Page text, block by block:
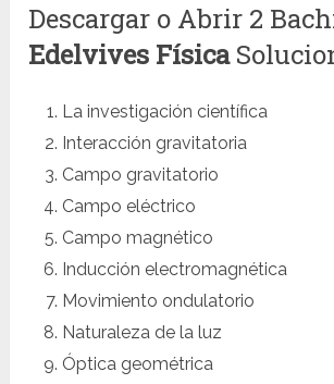
Descargar o Abrir 2
Edelvives Física
La investigación científica
Interacción gravitatoria
Campo gravitatorio
Campo eléctrico
Campo magnético
Inducción electromagnética
Movimiento ondulatorio
Naturaleza de la luz
Óptica geométrica